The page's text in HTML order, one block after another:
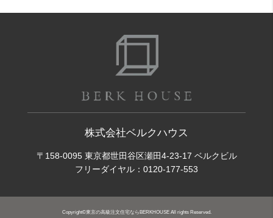
株式会社ベルクハウス
〒158-0095 東京都世田谷区瀬田4-23-17 ベルクビル
フリーダイヤル： 0120-177-553
Copyright©東京の高級注文住宅ならBERKHOUSE All rights Reserved.